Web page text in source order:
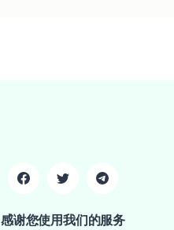
感谢您使用我们的服务